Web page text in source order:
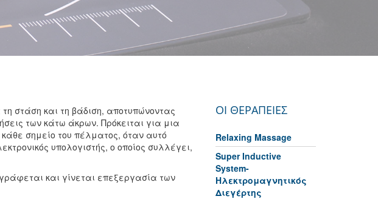
στάση και τη βάδιση, αποτυπώνοντας
των κάτω άκρων. Πρόκειται για μια
κάθε σημείο του πέλματος, όταν αυτό
υπολογιστής, ο οποίος συλλέγει,
και γίνεται επεξεργασία των
ΟΙ ΘΕΡΑΠΕΙΕΣ
Relaxing Massage
Super Inductive
System-
Ηλεκτρομαγνητικός
Διεγέρτης